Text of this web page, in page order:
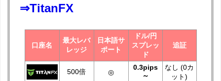
⇒TitanFX
口座名
最大レバ
レッジ
日本語サ
ポート
ドル/円
スプレッ
ド
追証
500倍 ◎
0.3pips
～
なし (0カ
ット)